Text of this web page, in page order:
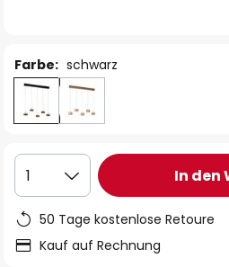
Farbe: schwarz
1 In den
50 Tage kostenlose Retoure
Kauf auf Rechnung